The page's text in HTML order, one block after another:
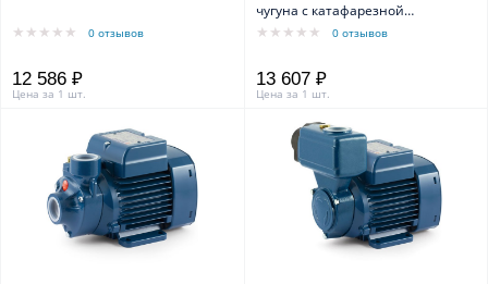
0 отзывов
12 586 ₽
Цена за 1 шт.
чугуна с катафарезной
обработкой
0 отзывов
13 607 ₽
Цена за 1 шт.